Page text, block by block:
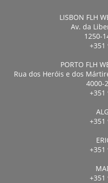
LISBON FLH
Av. da
1250-
+351
PORTO FLH
Rua dos Heróis e dos
4000-
+351
+351
+351
+351